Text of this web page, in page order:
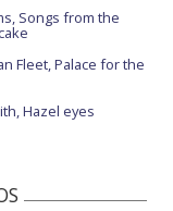
Songs from the
Fleet, Palace for the
Hazel eyes